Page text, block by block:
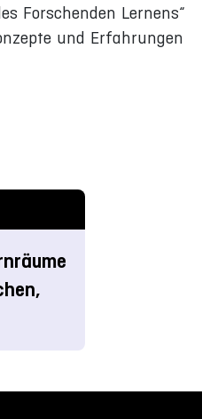
Forschenden Lernens“
und Erfahrungen